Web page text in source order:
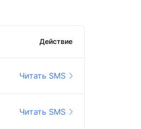
Действие
Читать SMS
Читать SMS